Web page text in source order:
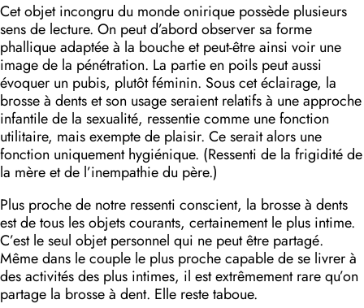
Cet objet incongru du monde onirique possède plusieurs
sens de lecture. On peut d’abord observer sa forme
phallique adaptée à la bouche et peut-être ainsi voir une
image de la pénétration. La partie en poils peut aussi
évoquer un pubis, plutôt féminin. Sous cet éclairage, la
brosse à dents et son usage seraient relatifs à une approche
infantile de la sexualité, ressentie comme une fonction
utilitaire, mais exempte de plaisir. Ce serait alors une
fonction uniquement hygiénique. (Ressenti de la frigidité de
la mère et de l’inempathie du père.)
Plus proche de notre ressenti conscient, la brosse à dents
est de tous les objets courants, certainement le plus intime.
C’est le seul objet personnel qui ne peut être partagé.
Même dans le couple le plus proche capable de se livrer à
des activités des plus intimes, il est extrêmement rare qu’on
partage la brosse à dent. Elle reste taboue.